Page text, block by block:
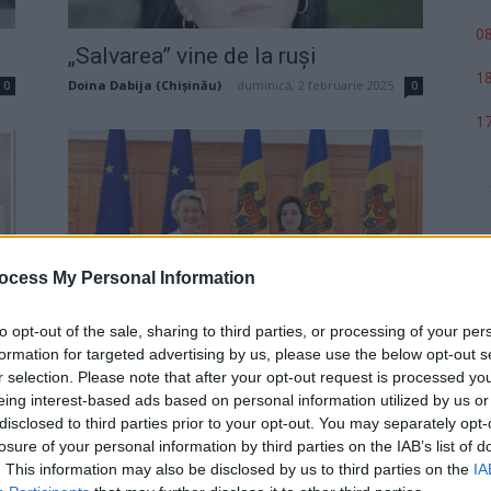
My Personal Information
opt-out of the sale, sharing to third parties, or processing of your
for targeted advertising by us, please use the below opt-out
selection. Please note that after your opt-out request is processed
interest-based ads based on personal information utilized by us
to third parties prior to your opt-out. You may separately
of your personal information by third parties on the IAB’s list of
This information may also be disclosed by us to third parties on the
0
„Salvarea” vine de la ruşi
Doina Dabija (Chișinău) duminică, 2 februarie 2025 0
Rusia pregătește diversiuni
violente și separatiste în Moldova,
ca să blocheze...
Matei Udrea marți, 19 martie 2024